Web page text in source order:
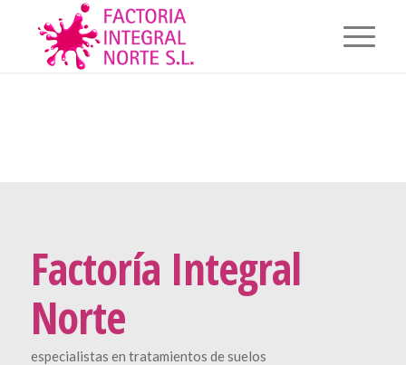
Factoría Integral
Norte
especialistas en tratamientos de suelos